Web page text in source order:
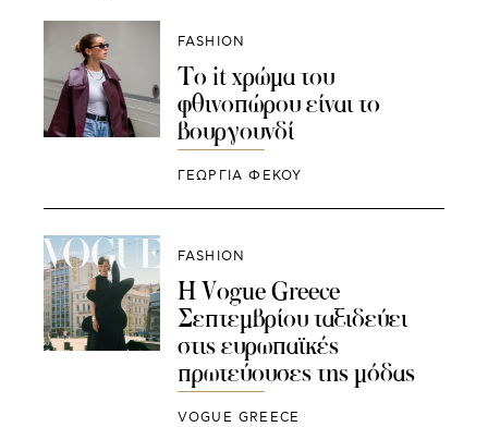
FASHION
Το it χρώμα του
φθινοπώρου είναι το
βουργουνδί
ΓΕΩΡΓΙΑ ΦΕΚΟΥ
FASHION
H Vogue Greece
Σεπτεμβρίου ταξιδεύει
στις ευρωπαϊκές
πρωτεύουσες της μόδας
VOGUE GREECE